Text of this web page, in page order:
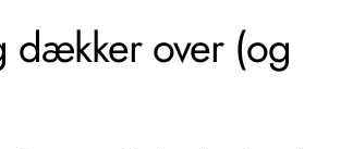
dækker over (og